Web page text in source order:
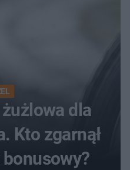
dla
Kto zgarnął